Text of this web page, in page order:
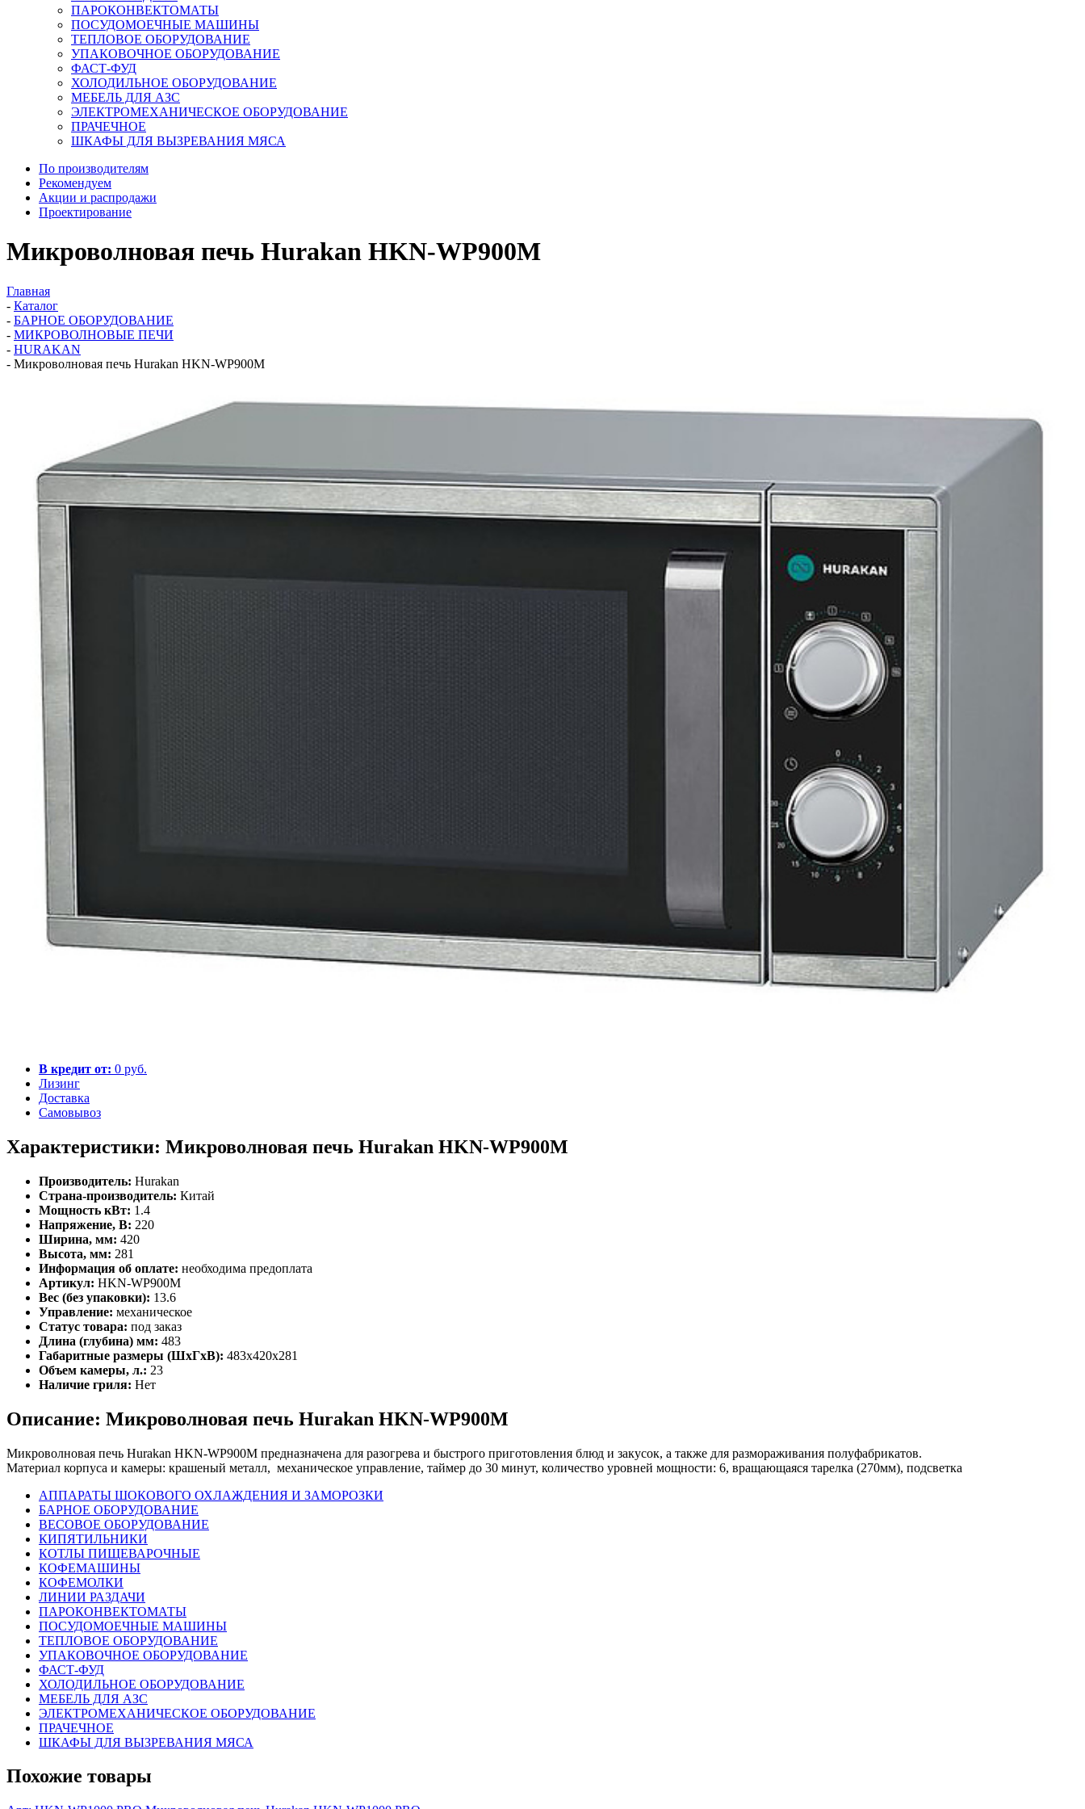
ПАРОКОНВЕКТОМАТЫ
ПОСУДОМОЕЧНЫЕ МАШИНЫ
ТЕПЛОВОЕ ОБОРУДОВАНИЕ
УПАКОВОЧНОЕ ОБОРУДОВАНИЕ
ФАСТ-ФУД
ХОЛОДИЛЬНОЕ ОБОРУДОВАНИЕ
МЕБЕЛЬ ДЛЯ АЗС
ЭЛЕКТРОМЕХАНИЧЕСКОЕ ОБОРУДОВАНИЕ
ПРАЧЕЧНОЕ
ШКАФЫ ДЛЯ ВЫЗРЕВАНИЯ МЯСА
По производителям
Рекомендуем
Акции и распродажи
Проектирование
Микроволновая печь Hurakan HKN-WP900M
Главная
- Каталог
- БАРНОЕ ОБОРУДОВАНИЕ
- МИКРОВОЛНОВЫЕ ПЕЧИ
- HURAKAN
- Микроволновая печь Hurakan HKN-WP900M
В кредит от: 0 руб.
Лизинг
Доставка
Самовывоз
Характеристики: Микроволновая печь Hurakan HKN-WP900M
Производитель: Hurakan
Страна-производитель: Китай
Мощность кВт: 1.4
Напряжение, В: 220
Ширина, мм: 420
Высота, мм: 281
Информация об оплате: необходима предоплата
Артикул: HKN-WP900M
Вес (без упаковки): 13.6
Управление: механическое
Статус товара: под заказ
Длина (глубина) мм: 483
Габаритные размеры (ШхГхВ): 483x420x281
Объем камеры, л.: 23
Наличие гриля: Нет
Описание: Микроволновая печь Hurakan HKN-WP900M
Микроволновая печь Hurakan HKN-WP900M предназначена для разогрева и быстрого приготовления блюд и закусок, а также для размораживания полуфабрикатов.
Материал корпуса и камеры: крашеный металл, механическое управление, таймер до 30 минут, количество уровней мощности: 6, вращающаяся тарелка (270мм), подсветка
АППАРАТЫ ШОКОВОГО ОХЛАЖДЕНИЯ И ЗАМОРОЗКИ
БАРНОЕ ОБОРУДОВАНИЕ
ВЕСОВОЕ ОБОРУДОВАНИЕ
КИПЯТИЛЬНИКИ
КОТЛЫ ПИЩЕВАРОЧНЫЕ
КОФЕМАШИНЫ
КОФЕМОЛКИ
ЛИНИИ РАЗДАЧИ
ПАРОКОНВЕКТОМАТЫ
ПОСУДОМОЕЧНЫЕ МАШИНЫ
ТЕПЛОВОЕ ОБОРУДОВАНИЕ
УПАКОВОЧНОЕ ОБОРУДОВАНИЕ
ФАСТ-ФУД
ХОЛОДИЛЬНОЕ ОБОРУДОВАНИЕ
МЕБЕЛЬ ДЛЯ АЗС
ЭЛЕКТРОМЕХАНИЧЕСКОЕ ОБОРУДОВАНИЕ
ПРАЧЕЧНОЕ
ШКАФЫ ДЛЯ ВЫЗРЕВАНИЯ МЯСА
Похожие товары